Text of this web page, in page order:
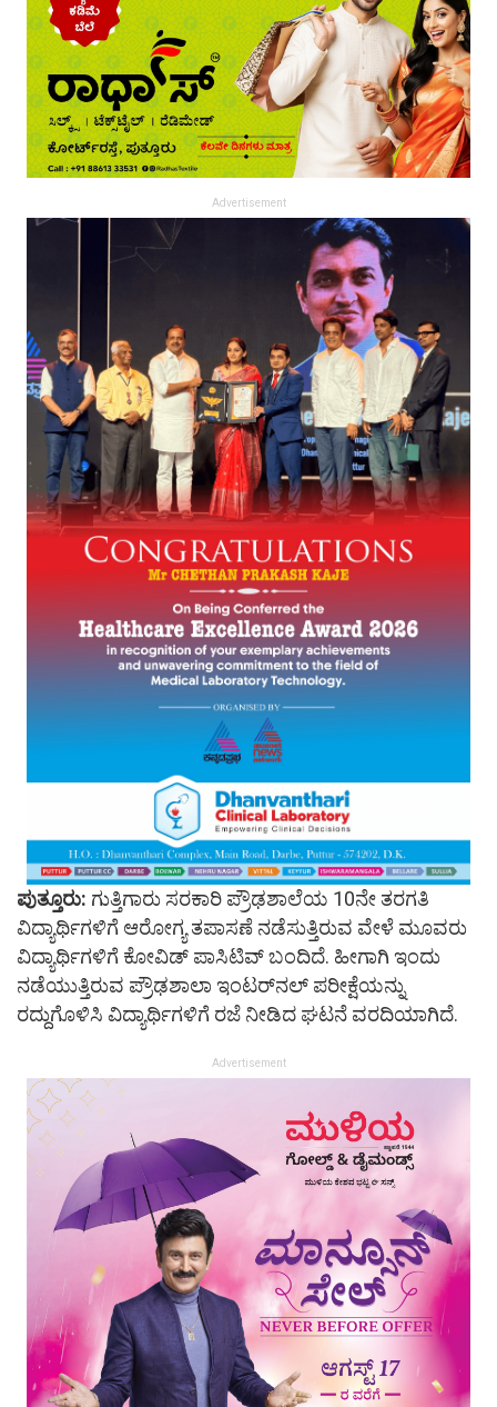
Advertisement
ಪುತ್ತೂರು: ಗುತ್ತಿಗಾರು ಸರಕಾರಿ ಪ್ರೌಢಶಾಲೆಯ 10ನೇ ತರಗತಿ
ವಿದ್ಯಾರ್ಥಿಗಳಿಗೆ ಆರೋಗ್ಯ ತಪಾಸಣೆ ನಡೆಸುತ್ತಿರುವ ವೇಳೆ ಮೂವರು
ವಿದ್ಯಾರ್ಥಿಗಳಿಗೆ ಕೋವಿಡ್ ಪಾಸಿಟಿವ್ ಬಂದಿದೆ. ಹೀಗಾಗಿ ಇಂದು
ನಡೆಯುತ್ತಿರುವ ಪ್ರೌಢಶಾಲಾ ಇಂಟರ್‌ನಲ್ ಪರೀಕ್ಷೆಯನ್ನು
ರದ್ದುಗೊಳಿಸಿ ವಿದ್ಯಾರ್ಥಿಗಳಿಗೆ ರಜೆ ನೀಡಿದ ಘಟನೆ ವರದಿಯಾಗಿದೆ.
Advertisement